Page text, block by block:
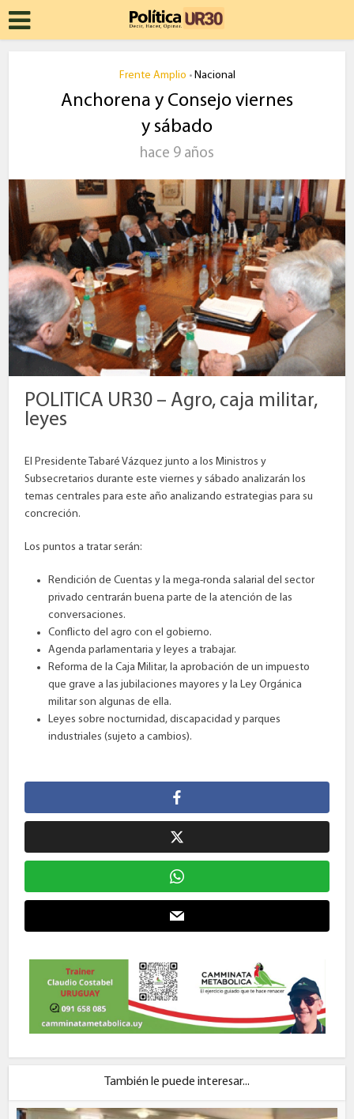
Frente Amplio • Nacional
Anchorena y Consejo viernes
y sábado
hace 9 años
POLITICA UR30 – Agro, caja militar,
leyes
El Presidente Tabaré Vázquez junto a los Ministros y
Subsecretarios durante este viernes y sábado analizarán los
temas centrales para este año analizando estrategias para su
concreción.
Los puntos a tratar serán:
Rendición de Cuentas y la mega-ronda salarial del sector
privado centrarán buena parte de la atención de las
conversaciones.
Conflicto del agro con el gobierno.
Agenda parlamentaria y leyes a trabajar.
Reforma de la Caja Militar, la aprobación de un impuesto
que grave a las jubilaciones mayores y la Ley Orgánica
militar son algunas de ella.
Leyes sobre nocturnidad, discapacidad y parques
industriales (sujeto a cambios).
También le puede interesar...